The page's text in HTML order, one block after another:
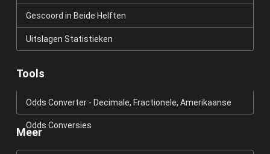
Gescoord in Beide Helften
Uitslagen Statistieken
Tools
Odds Converter - Decimale, Fractionele, Amerikaanse
Odds Conversies
Meer